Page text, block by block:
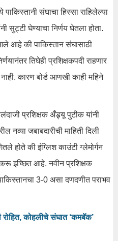
संघाचा हिस्सा राहिलेल्या
सुट्टी घेण्याचा निर्णय घेतला होता.
आहे की पाकिस्तान संघासाठी
तिघेही प्रशिक्षकपदी राहणार
कारण बोर्ड आणखी काही महिने
प्रशिक्षक अँड्र्यू पुटीक यांनी
नव्या जबाबदारीची माहिती दिली
होते की इंग्लिश काउंटी ग्लेमोर्गन
इच्छित आहे. नवीन प्रशिक्षक
3-0 असा दणदणीत पराभव
कोहलीचे संघात ‘कमबॅक’